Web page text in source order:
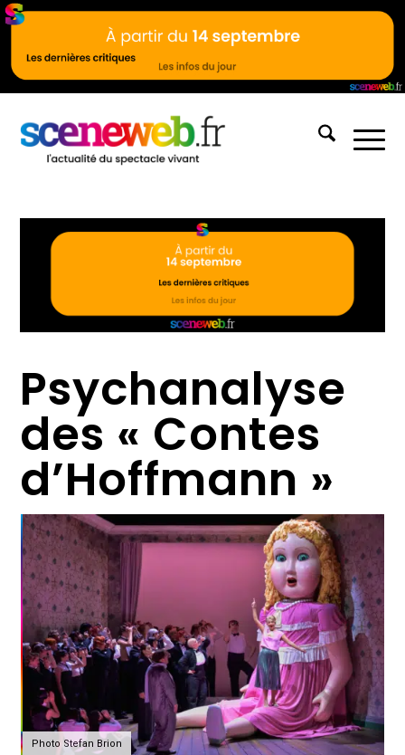
Psychanalyse
des « Contes
d’Hoffmann »
Photo Stefan Brion